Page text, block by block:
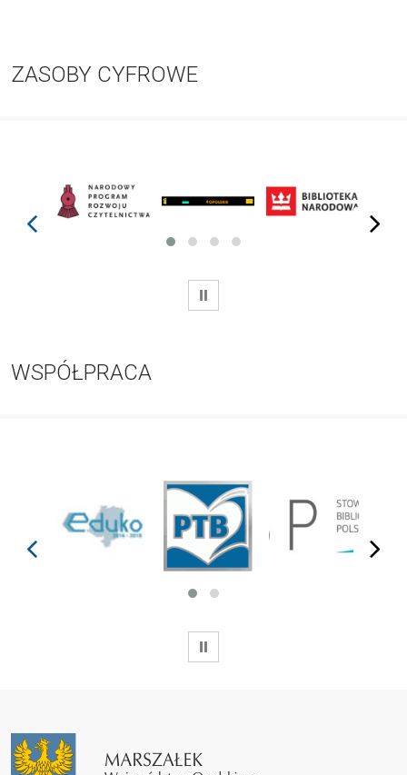
ZASOBY CYFROWE
prev next
WSTRZYMAJ
WSPÓŁPRACA
prev next
WSTRZYMAJ